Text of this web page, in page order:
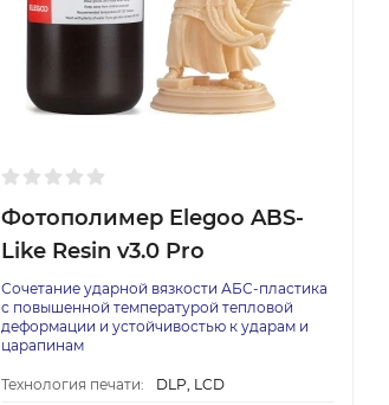
Фотополимер Elegoo ABS-
Like Resin v3.0 Pro
Сочетание ударной вязкости АБС-пластика
с повышенной температурой тепловой
деформации и устойчивостью к ударам и
царапинам
Технология печати:
DLP, LCD